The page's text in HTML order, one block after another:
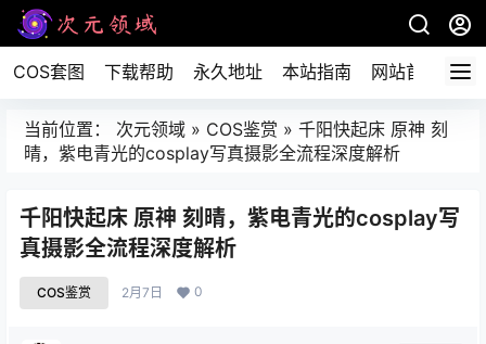
COS套图 下载帮助 永久地址 本站指南 网站首页
当前位置： 次元领域 » COS鉴赏 » 千阳快起床 原神 刻
晴，紫电青光的cosplay写真摄影全流程深度解析
千阳快起床 原神 刻晴，紫电青光的cosplay写
真摄影全流程深度解析
COS鉴赏 2月7日 0